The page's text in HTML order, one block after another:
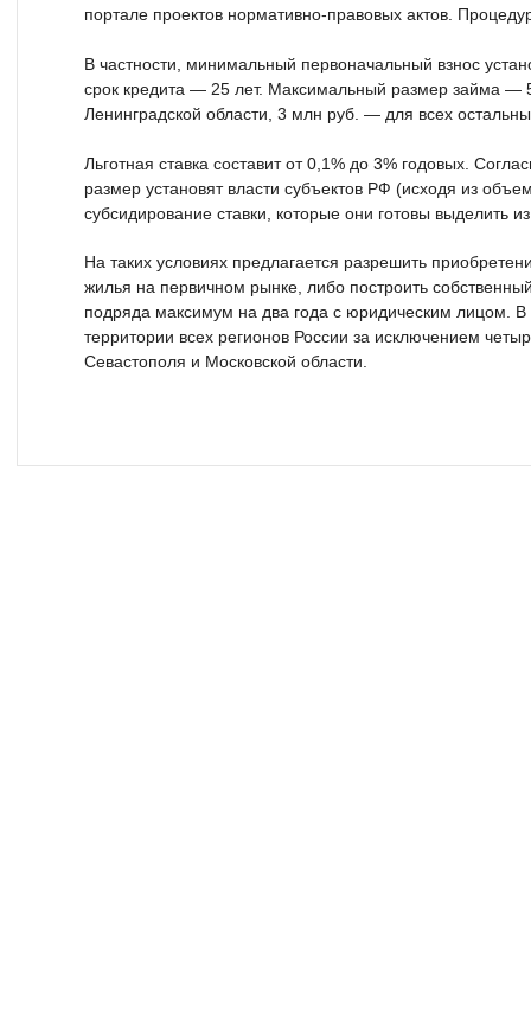
портале проектов нормативно-правовых актов.
В частности, минимальный первоначальный взнос
срок кредита — 25 лет. Максимальный размер займа
Ленинградской области, 3 млн руб. — для всех
Льготная ставка составит от 0,1% до 3% годовых.
размер установят власти субъектов РФ (исходя из
субсидирование ставки, которые они готовы выделить
На таких условиях предлагается разрешить
жилья на первичном рынке, либо построить
подряда максимум на два года с юридическим лицом.
территории всех регионов России за исключением
Севастополя и Московской области.